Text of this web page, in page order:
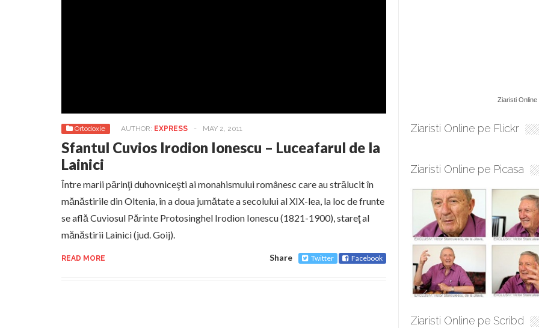
Ortodoxie AUTHOR: EXPRESS - MAY 2, 2011
Sfantul Cuvios Irodion Ionescu – Luceafarul de la
Lainici
Între marii părinţi duhovniceşti ai monahismului românesc care au strălucit în
mănăstirile din Oltenia, în a doua jumătate a secolului al XIX-lea, la loc de frunte
se află Cuviosul Părinte Protosinghel Irodion Ionescu (1821-1900), stareţ al
mănăstirii Lainici (jud. Goij).
READ MORE Share Twitter Facebook
Ziaristi Online
Ziaristi Online pe Flickr
Ziaristi Online pe Picasa
Ziaristi Online pe Scribd